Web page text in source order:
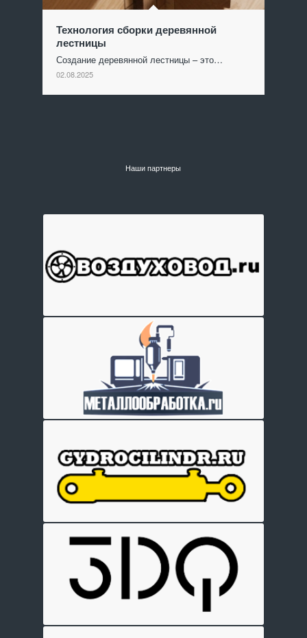
Технология сборки деревянной
лестницы
Создание деревянной лестницы – это…
02.08.2025
Наши партнеры